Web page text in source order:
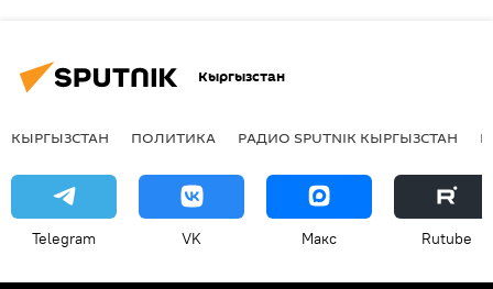
Кыргызстан
КЫРГЫЗСТАН ПОЛИТИКА РАДИО SPUTNIK КЫРГЫЗСТАН
Telegram VK Макс Rutube